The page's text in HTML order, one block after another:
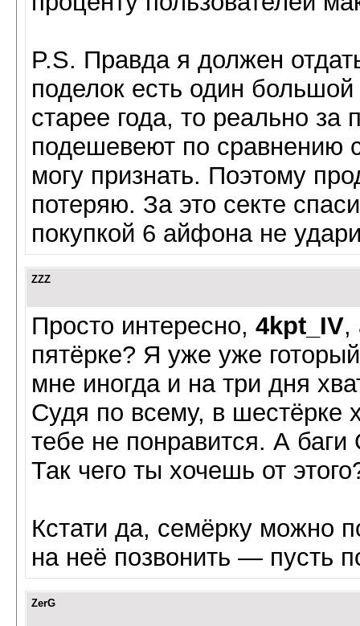
P.S. Правда я должен
поделок есть один
старее года, то реально за
подешевеют по сравнению
могу признать. Поэтому
потеряю. За это секте
покупкой 6 айфона не
ZZZ
Просто интересно, 4kpt_IV,
пятёрке? Я уже уже
мне иногда и на три дня
Судя по всему, в шестёрке
тебе не понравится. А
Так чего ты хочешь от
Кстати да, семёрку можно
на неё позвонить — пусть
ZerG